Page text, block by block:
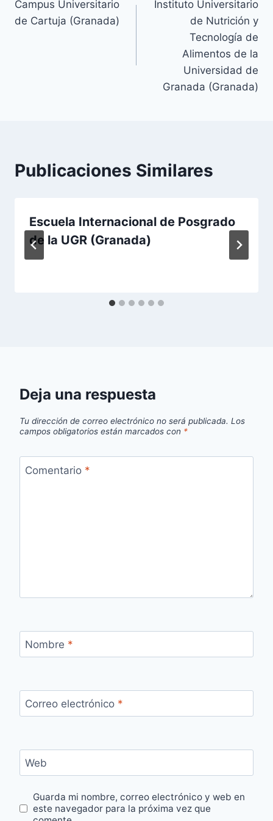
de
Campus Universitario
de Cartuja (Granada)
Instituto Universitario
de Nutrición y
Tecnología de
Alimentos de la
Universidad de
Granada (Granada)
Publicaciones Similares
Escuela Internacional de Posgrado
de la UGR (Granada)
Deja una respuesta
Tu dirección de correo electrónico no será publicada. Los
campos obligatorios están marcados con *
Comentario *
Nombre *
Correo electrónico *
Web
Guarda mi nombre, correo electrónico y web en
este navegador para la próxima vez que